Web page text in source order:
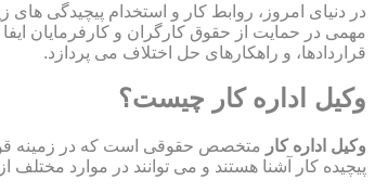
در دنیای امروز، روابط کار و استخدام پیچیدگی
مهمی در حمایت از حقوق کارگران و کارفرمایان
قراردادها، و راهکارهای حل اختلاف می پردازد.
وکیل اداره کار چیست؟
وکیل اداره کار متخصص حقوقی است که در زمینه
پیچیده کار آشنا هستند و می توانند در موارد مختلف